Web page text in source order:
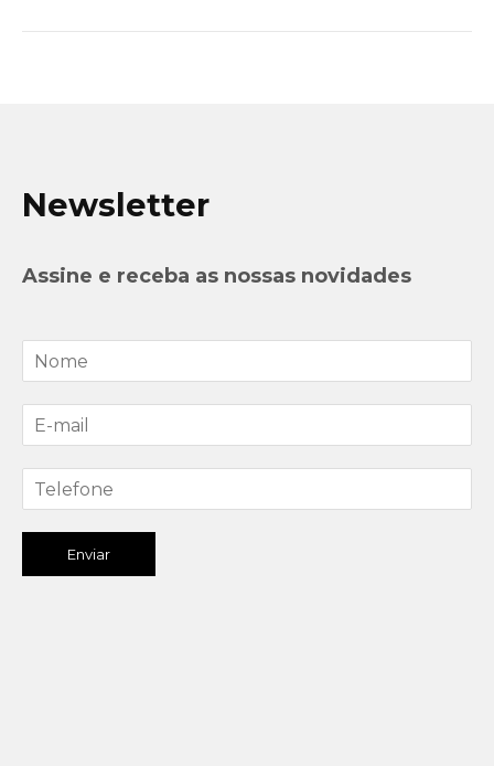
Newsletter
Assine e receba as nossas novidades
Enviar